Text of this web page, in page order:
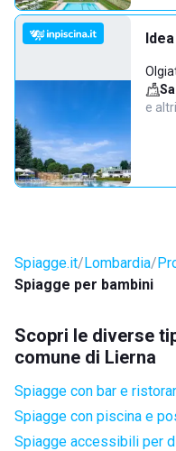
e altri
Spiagge.it Lombardia
Spiagge per bambini
Scopri le diverse
comune di Lierna
Spiagge con bar e
Spiagge con piscina e
Spiagge accessibili per